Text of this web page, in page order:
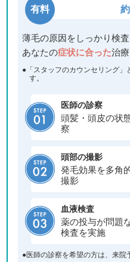
有料
薄毛の原因をしっかり検査
あなたの症状に合った治
●「スタッフのカウンセリング」
す。
医師の診察
頭髪・頭皮の状
察
頭部の撮影
発毛効果を多角
撮影
血液検査
薬の投与が問題
検査を実施
●医師の診察を希望の方は、来院